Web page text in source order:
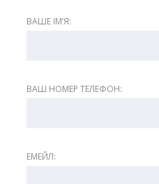
ВАШЕ ІМʼЯ:
ВАШ НОМЕР ТЕЛЕФОН:
ЕМЕЙЛ: